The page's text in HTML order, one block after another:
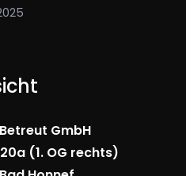
GmbH
(1. OG rechts)